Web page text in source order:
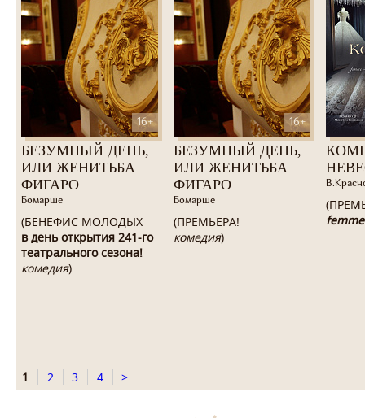
16+
БЕЗУМНЫЙ ДЕНЬ,
ИЛИ ЖЕНИТЬБА
ФИГАРО
Бомарше
(БЕНЕФИС МОЛОДЫХ
в день открытия 241-го
театрального сезона!
комедия)
16+
БЕЗУМНЫЙ ДЕНЬ,
ИЛИ ЖЕНИТЬБА
ФИГАРО
Бомарше
(ПРЕМЬЕРА!
комедия)
1 2 3 4 >